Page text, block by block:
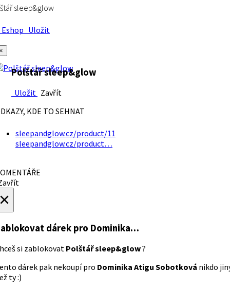
sleep&glow
Uložit
Polštář sleep&glow
Uložit Zavřít
KDE TO SEHNAT
sleepandglow.cz/product/11
sleepandglow.cz/product…
dárek pro Dominika…
si zablokovat Polštář sleep&glow?
dárek pak nekoupí pro Dominika Atigu Sobotková nikdo
ty :)